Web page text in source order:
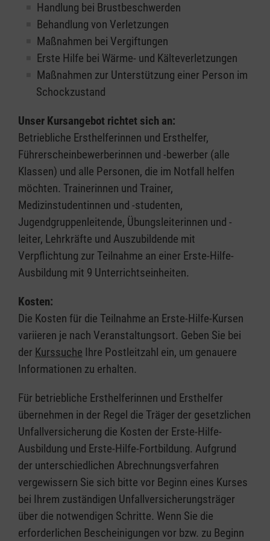
Handlung bei Brustbeschwerden
Behandlung von Verletzungen
Maßnahmen bei Vergiftungen
Erste Hilfe bei Wärme- und Kälteverletzungen
Maßnahmen zur Unterstützung einer Person im
Schockzustand
Unser Kursangebot richtet sich an:
Betriebliche Ersthelferinnen und Ersthelfer,
Führerscheinbewerberinnen und -bewerber (alle
Klassen) und alle Personen, die im Notfall helfen
möchten. Trainerinnen und Trainer,
Medizinstudentinnen und -studenten,
Jugendgruppenleitende, Übungsleiterinnen und -
leiter, Lehrkräfte und Auszubildende mit
Verpflichtung zur Teilnahme an einer Erste-Hilfe-
Ausbildung mit 9 Unterrichtseinheiten.
Kosten:
Die Kosten für die Teilnahme an Erste-Hilfe-Kursen
variieren je nach Veranstaltungsort. Geben Sie bei
der Kurssuche Ihre Postleitzahl ein, um genauere
Informationen zu erhalten.
Für betriebliche Ersthelferinnen und Ersthelfer
übernehmen in der Regel die Träger der gesetzlichen
Unfallversicherung die Kosten der Erste-Hilfe-
Ausbildung und Erste-Hilfe-Fortbildung. Aufgrund
der unterschiedlichen Abrechnungsverfahren
vergewissern Sie sich bitte vor Beginn eines Kurses
bei Ihrem zuständigen Unfallversicherungsträger
über die notwendigen Schritte. Wenn Sie die
erforderlichen Bescheinigungen vor bzw. zu Beginn